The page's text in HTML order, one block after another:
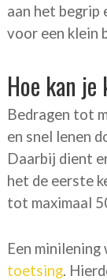
aan het begrip
voor een klein
Hoe kan
Bedragen tot
en snel lenen
Daarbij dient
het de eerste
tot maximaal
Een
toetsing.